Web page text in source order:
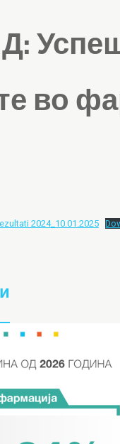
во
2024_10.01.2025